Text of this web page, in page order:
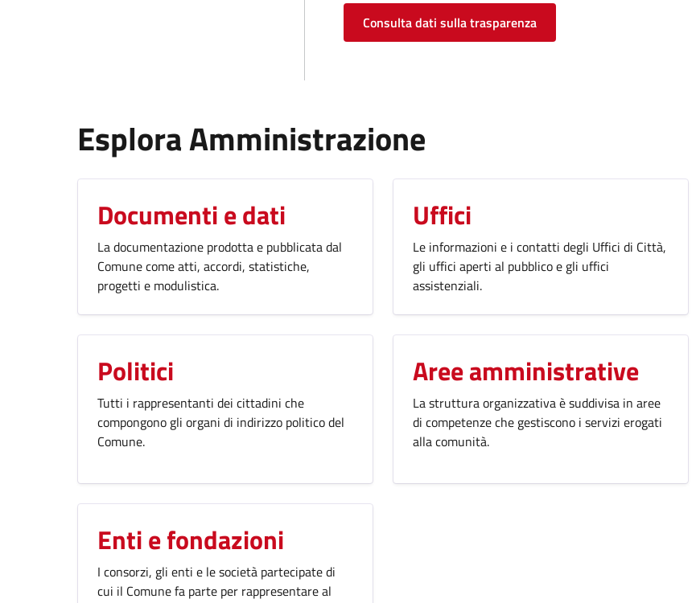
Consulta dati sulla trasparenza
Esplora Amministrazione
Documenti e dati
La documentazione prodotta e pubblicata dal
Comune come atti, accordi, statistiche,
progetti e modulistica.
Uffici
Le informazioni e i contatti degli Uffici di Città,
gli uffici aperti al pubblico e gli uffici
assistenziali.
Politici
Tutti i rappresentanti dei cittadini che
compongono gli organi di indirizzo politico del
Comune.
Aree amministrative
La struttura organizzativa è suddivisa in aree
di competenze che gestiscono i servizi erogati
alla comunità.
Enti e fondazioni
I consorzi, gli enti e le società partecipate di
cui il Comune fa parte per rappresentare al